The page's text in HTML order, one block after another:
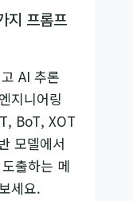
지 프롬프
AI 추론
지니어링
BoT, XOT
모델에서
출하는 메
세요.